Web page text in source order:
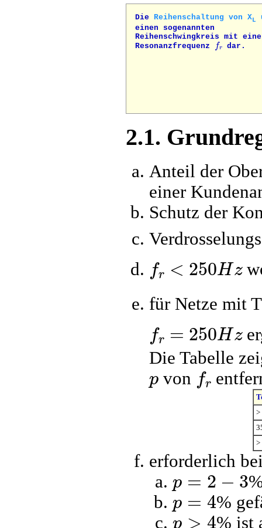
DieReihenschaltung von XL
einen sogenannten
Reihenschwingkreis mit
Resonanzfrequenz f rdar.
2.1.
Anteil der
einer
Schutz der
fr 250Hz
für Netze mit
fr 250Hz
Die Tabelle
p von fr
>
>
erforderlich
p=2−3
p =4 %
p >4 % ist